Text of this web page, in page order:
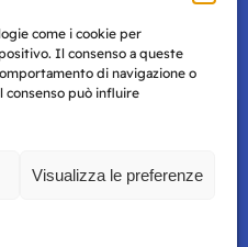
come i cookie per
Il consenso a queste
di navigazione o
consenso può influire
Visualizza le preferenze